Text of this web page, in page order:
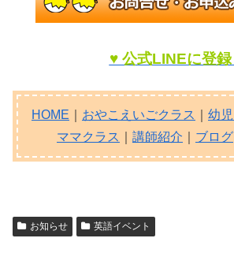
♥ 公式LINEに登
HOME おやこえいごクラス
幼
ママクラス
講師紹介 ブログ
お知らせ 英語イベント